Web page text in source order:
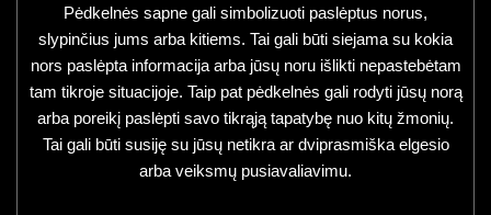
Pėdkelnės sapne gali simbolizuoti paslėptus norus,
slypinčius jums arba kitiems. Tai gali būti siejama su kokia
nors paslėpta informacija arba jūsų noru išlikti nepastebėtam
tam tikroje situacijoje. Taip pat pėdkelnės gali rodyti jūsų norą
arba poreikį paslėpti savo tikrąją tapatybę nuo kitų žmonių.
Tai gali būti susiję su jūsų netikra ar dviprasmiška elgesio
arba veiksmų pusiavaliavimu.